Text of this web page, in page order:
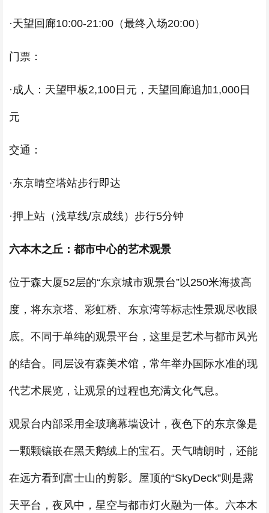
·天望回廊10:00-21:00（最终入场20:00）
门票：
·成人：天望甲板2,100日元，天望回廊追加1,000日
元
交通：
·东京晴空塔站步行即达
·押上站（浅草线/京成线）步行5分钟
六本木之丘：都市中心的艺术观景
位于森大厦52层的“东京城市观景台”以250米海拔高
度，将东京塔、彩虹桥、东京湾等标志性景观尽收眼
底。不同于单纯的观景平台，这里是艺术与都市风光
的结合。同层设有森美术馆，常年举办国际水准的现
代艺术展览，让观景的过程也充满文化气息。
观景台内部采用全玻璃幕墙设计，夜色下的东京像是
一颗颗镶嵌在黑天鹅绒上的宝石。天气晴朗时，还能
在远方看到富士山的剪影。屋顶的“SkyDeck”则是露
天平台，夜风中，星空与都市灯火融为一体。六本木